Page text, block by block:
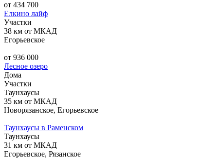
от 434 700
Елкино лайф
Участки
38 км от МКАД
Егорьевское
от 936 000
Лесное озеро
Дома
Участки
Таунхаусы
35 км от МКАД
Новорязанское, Егорьевское
Таунхаусы в Раменском
Таунхаусы
31 км от МКАД
Егорьевское, Рязанское